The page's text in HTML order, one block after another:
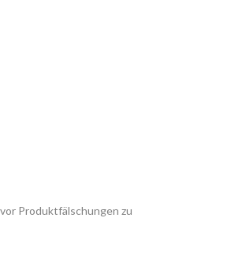
Produktfälschungen zu